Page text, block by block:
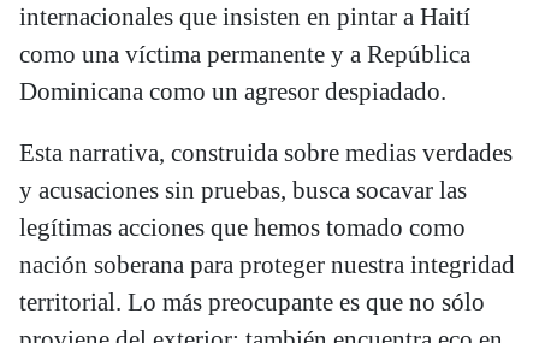
internacionales que insisten en pintar a Haití
como una víctima permanente y a República
Dominicana como un agresor despiadado.
Esta narrativa, construida sobre medias verdades
y acusaciones sin pruebas, busca socavar las
legítimas acciones que hemos tomado como
nación soberana para proteger nuestra integridad
territorial. Lo más preocupante es que no sólo